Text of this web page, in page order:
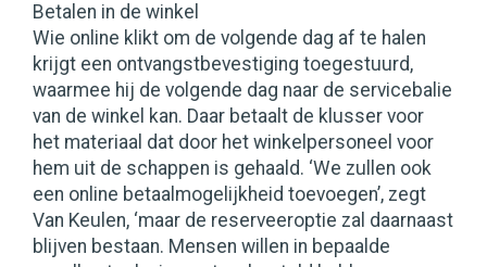
Betalen in de winkel
Wie online klikt om de volgende dag af te halen
krijgt een ontvangstbevestiging toegestuurd,
waarmee hij de volgende dag naar de servicebalie
van de winkel kan. Daar betaalt de klusser voor
het materiaal dat door het winkelpersoneel voor
hem uit de schappen is gehaald. ‘We zullen ook
een online betaalmogelijkheid toevoegen’, zegt
Van Keulen, ‘maar de reserveeroptie zal daarnaast
blijven bestaan. Mensen willen in bepaalde